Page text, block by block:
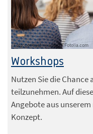
Foto: contrastwerkstatt / Fotolia.com
Workshops
Nutzen Sie die
teilzunehmen. Auf
Angebote aus
Konzept.